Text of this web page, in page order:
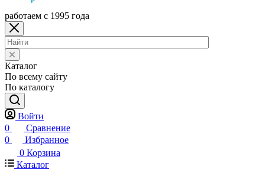
работаем с 1995 года
Каталог
По всему сайту
По каталогу
Войти
0
Сравнение
0
Избранное
0 Корзина
Каталог